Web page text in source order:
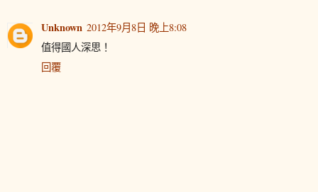
Unknown 2012年9月8日 晚上8:08
值得國人深思！
回覆